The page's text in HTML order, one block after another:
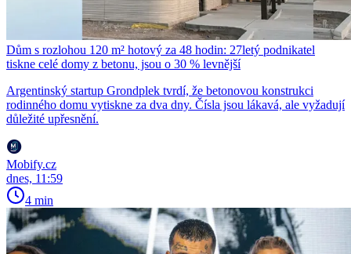
Dům s rozlohou 120 m² hotový za 48 hodin: 27letý podnikatel
tiskne celé domy z betonu, jsou o 30 % levnější
Argentinský startup Grondplek tvrdí, že betonovou konstrukci
rodinného domu vytiskne za dva dny. Čísla jsou lákavá, ale vyžadují
důležité upřesnění.
Mobify.cz
dnes, 11:59
4 min